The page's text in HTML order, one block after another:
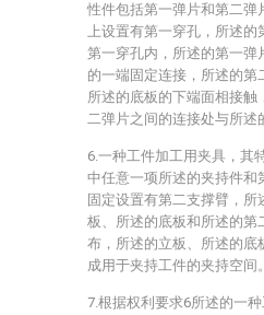
性件包括第一弹片和第二弹
上设置有第一穿孔，所述的
第一穿孔内，所述的第一弹
的一端固定连接，所述的
所述的底板的下端面相接触
二弹片之间的连接处与所述
6.一种工件加工用夹具，其
中任意一项所述的夹持件和
固定设置有第二支撑臂，
板、所述的底板和所述的第
布，所述的立板、所述的底
成用于夹持工件的夹持空间。
7.根据权利要求6所述的一